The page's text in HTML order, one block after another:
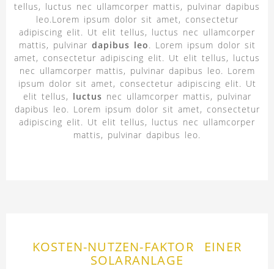
tellus, luctus nec ullamcorper mattis, pulvinar dapibus
leo.Lorem ipsum dolor sit amet, consectetur
adipiscing elit. Ut elit tellus, luctus nec ullamcorper
mattis, pulvinar dapibus leo. Lorem ipsum dolor sit
amet, consectetur adipiscing elit. Ut elit tellus, luctus
nec ullamcorper mattis, pulvinar dapibus leo. Lorem
ipsum dolor sit amet, consectetur adipiscing elit. Ut
elit tellus, luctus nec ullamcorper mattis, pulvinar
dapibus leo. Lorem ipsum dolor sit amet, consectetur
adipiscing elit. Ut elit tellus, luctus nec ullamcorper
mattis, pulvinar dapibus leo.
KOSTEN-NUTZEN-FAKTOR EINER
SOLARANLAGE